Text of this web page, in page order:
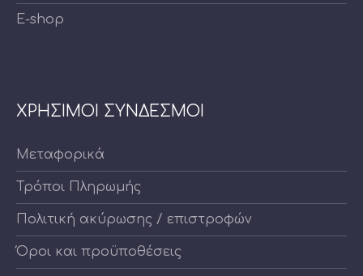
E-shop
ΧΡΗΣΙΜΟΙ ΣΥΝΔΕΣΜΟΙ
Μεταφορικά
Τρόποι Πληρωμής
Πολιτική ακύρωσης / επιστροφών
Όροι και προϋποθέσεις